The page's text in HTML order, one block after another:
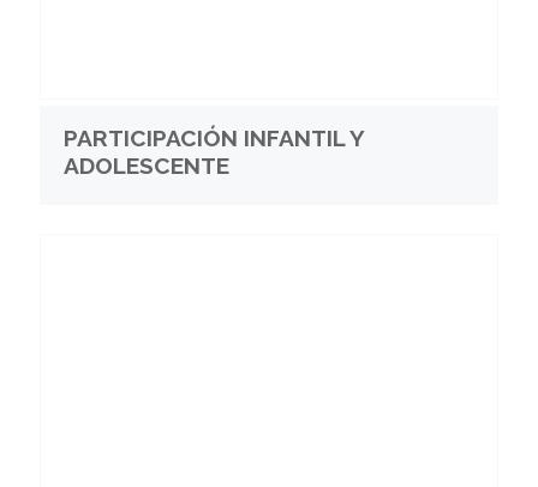
PARTICIPACIÓN INFANTIL Y
ADOLESCENTE